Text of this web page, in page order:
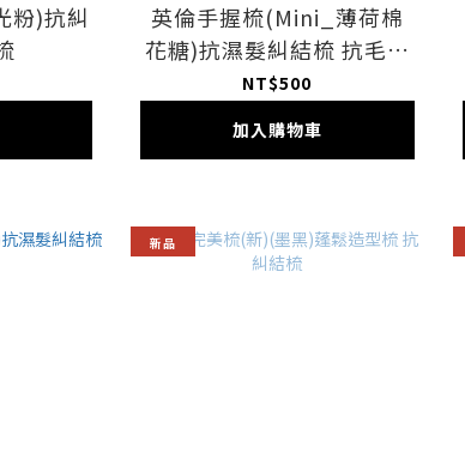
粉)抗糾
英倫手握梳(Mini_薄荷棉
花糖)抗濕髮糾結梳 抗毛躁
梳
NT$500
加入購物車
新品